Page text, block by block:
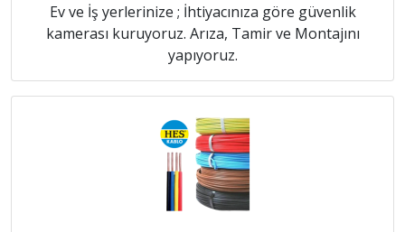
Ev ve İş yerlerinize ; İhtiyacınıza göre güvenlik
kamerası kuruyoruz. Arıza, Tamir ve Montajını
yapıyoruz.